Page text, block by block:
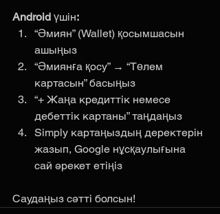
Android үшін:
“Әмиян” (Wallet) қосымшасын
ашыңыз
“Әмиянға қосу” → “Төлем
картасын” басыңыз
“+ Жаңа кредиттік немесе
дебеттік картаны” таңдаңыз
Simply картаңыздың деректерін
жазып, Google нұсқаулығына
сай әрекет етіңіз
Саудаңыз сәтті болсын!